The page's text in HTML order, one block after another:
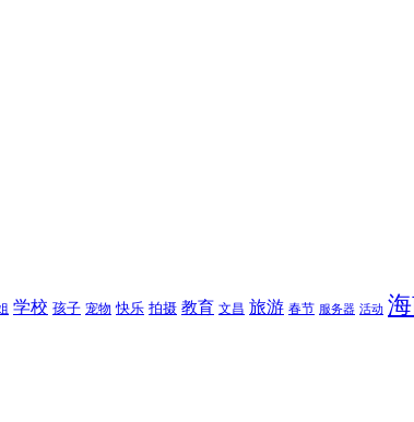
学校 孩子 宠物 快乐 拍摄 教育 文昌 旅游 春节 服务器 活动